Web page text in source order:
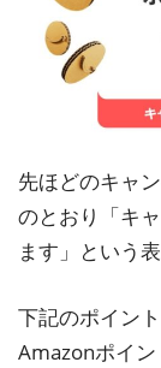
先ほどのキャ
のとおり「キ
ます」という
下記のポイン
Amazonポイ